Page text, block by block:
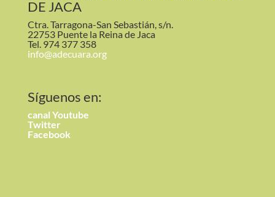
DE JACA
Ctra. Tarragona-San Sebastián, s/n.
22753 Puente la Reina de Jaca
Tel. 974 377 358
info@adecuara.org
Síguenos en:
canal Youtube
Twitter
Facebook